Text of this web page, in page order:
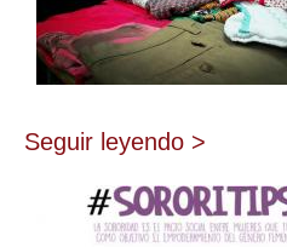
Seguir leyendo >